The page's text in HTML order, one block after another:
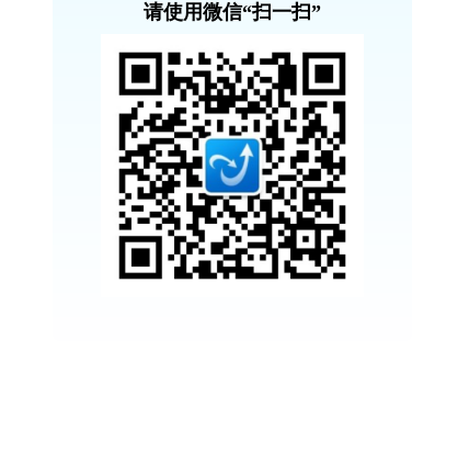
请使用微信“扫一扫”